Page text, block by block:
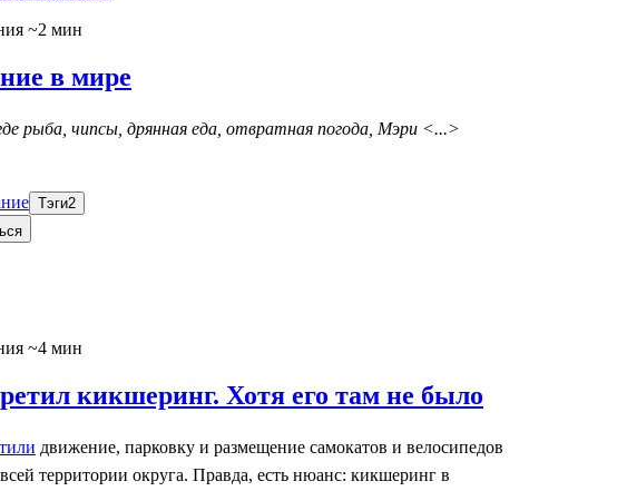
~2 мин
в мире
рыба, чипсы, дрянная еда, отвратная погода, Мэри <...>
Тэги2
~4 мин
кикшеринг. Хотя его там не было
движение, парковку и размещение самокатов и велосипедов
территории округа. Правда, есть нюанс: кикшеринг в